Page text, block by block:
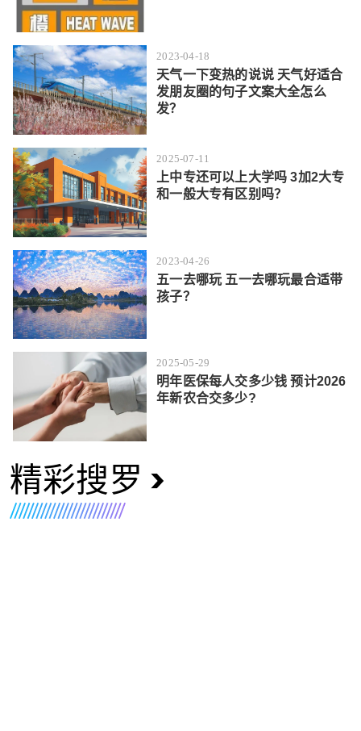
2023-04-18
天气一下变热的说说 天气好适合
发朋友圈的句子文案大全怎么
发？
2025-07-11
上中专还可以上大学吗 3加2大专
和一般大专有区别吗？
2023-04-26
五一去哪玩 五一去哪玩最合适带
孩子？
2025-05-29
明年医保每人交多少钱 预计2026
年新农合交多少?
精彩搜罗